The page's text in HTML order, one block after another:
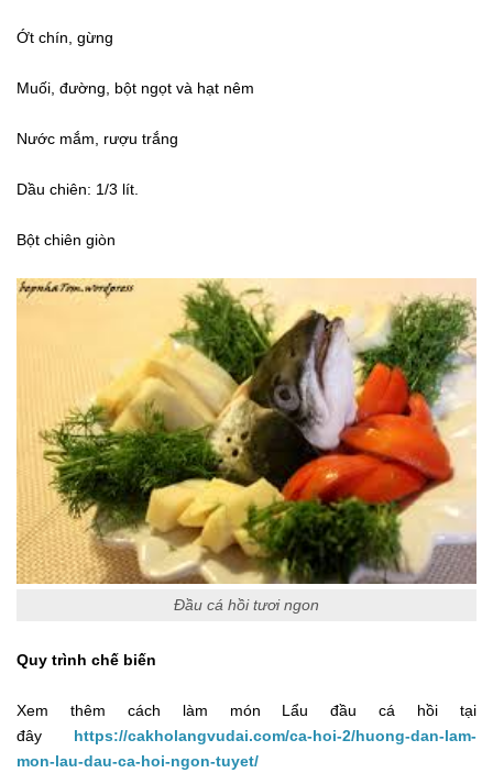
Ớt chín, gừng
Muối, đường, bột ngọt và hạt nêm
Nước mắm, rượu trắng
Dầu chiên: 1/3 lít.
Bột chiên giòn
Đầu cá hồi tươi ngon
Quy trình chế biến
Xem thêm cách làm món Lẩu đầu cá hồi tại
đây
https://cakholangvudai.com/ca-hoi-2/huong-dan-lam-
mon-lau-dau-ca-hoi-ngon-tuyet/